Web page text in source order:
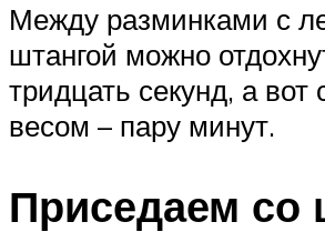
Между разминками с
штангой можно
тридцать секунд, а вот
весом – пару минут.
Приседаем со